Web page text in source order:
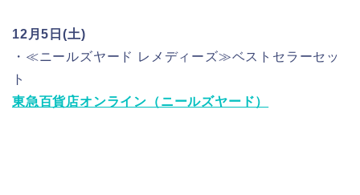
12月5日(土)
・≪ニールズヤード レメディーズ≫ベストセラーセッ
ト
東急百貨店オンライン（ニールズヤード）